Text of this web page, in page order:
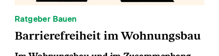
Ratgeber Bauen
Barrierefreiheit im Wohnungsbau